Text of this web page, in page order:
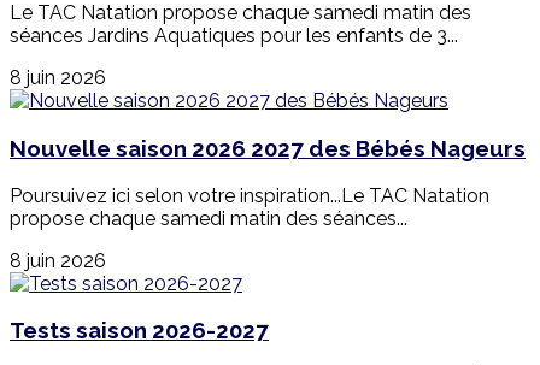
Le TAC Natation propose chaque samedi matin des
séances Jardins Aquatiques pour les enfants de 3...
8 juin 2026
Nouvelle saison 2026 2027 des Bébés Nageurs
Poursuivez ici selon votre inspiration...Le TAC Natation
propose chaque samedi matin des séances...
8 juin 2026
Tests saison 2026-2027